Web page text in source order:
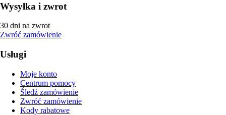
Wysyłka i zwrot
30 dni na zwrot
Zwróć zamówienie
Usługi
Moje konto
Centrum pomocy
Śledź zamówienie
Zwróć zamówienie
Kody rabatowe